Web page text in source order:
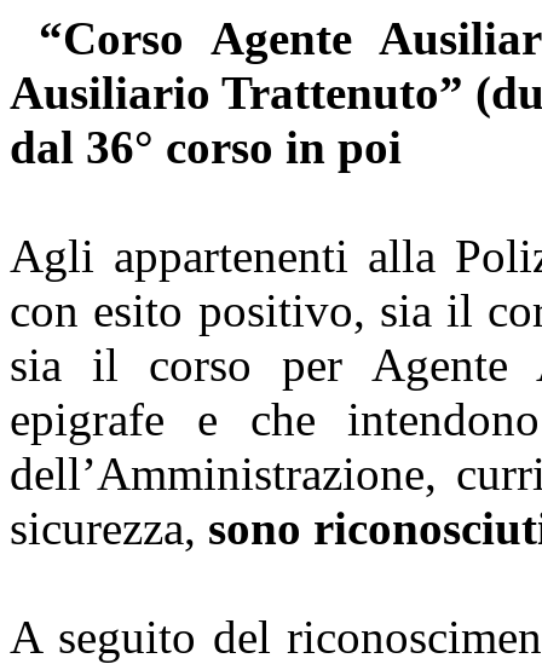
“Corso Agente
Ausiliario Trattenuto”
dal 36° corso in poi
Agli appartenenti alla
con esito positivo, sia il
sia il corso per Agente
epigrafe e che
dell’Amministrazione,
sicurezza, sono
A seguito del